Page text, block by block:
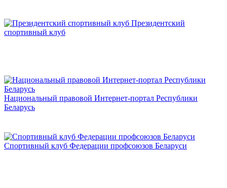
Президентский
спортивный клуб
Национальный правовой Интернет-портал Республики
Беларусь
Спортивный клуб Федерации профсоюзов Беларуси